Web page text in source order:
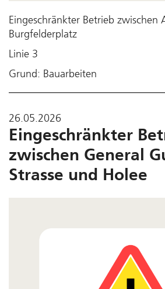
Eingeschränkter Betrieb zwischen
Burgfelderplatz
Linie 3
Grund: Bauarbeiten
26.05.2026
Eingeschränkter
zwischen General
Strasse und Holee